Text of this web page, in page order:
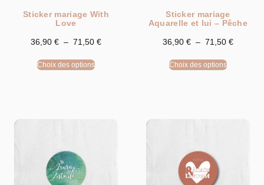
Sticker mariage With
Love
36,90 € – 71,50 €
Choix des options
Sticker mariage
Aquarelle et lui – Pêche
36,90 € – 71,50 €
Choix des options